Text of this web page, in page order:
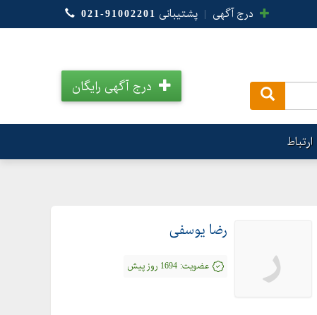
درج آگهی | پشتیبانی 021-91002201
درج آگهی رایگان
ارتباط
ر رضا یوسفی
عضویت: 1694 روز پیش